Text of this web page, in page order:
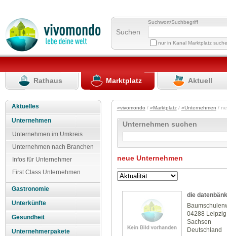
Suchen
Suchwort/Suchbegriff
nur in Kanal Marktplatz
Rathaus Marktplatz Aktuell
Aktuelles
Unternehmen
Unternehmen im Umkreis
Unternehmen nach Branchen
Infos für Unternehmer
First Class Unternehmen
Gastronomie
Unterkünfte
Gesundheit
Unternehmerpakete
»vivomondo / »Marktplatz/ »Unternehmen /
Unternehmen suchen
neue Unternehmen
die
04288 Leipzig
Sachsen
Deutschland